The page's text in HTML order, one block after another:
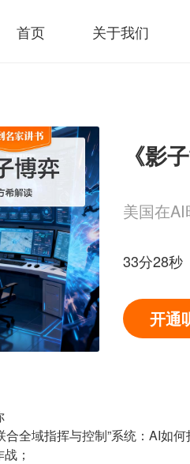
首页 关于我们
《影
美国在AI
33分28秒
开通
合全域指挥与控制”系统：AI如
；